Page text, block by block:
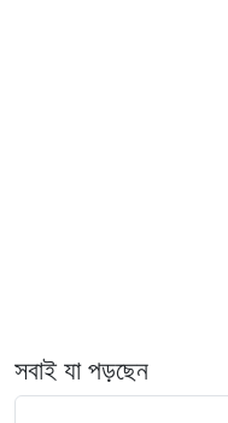
সবাই যা পড়ছেন